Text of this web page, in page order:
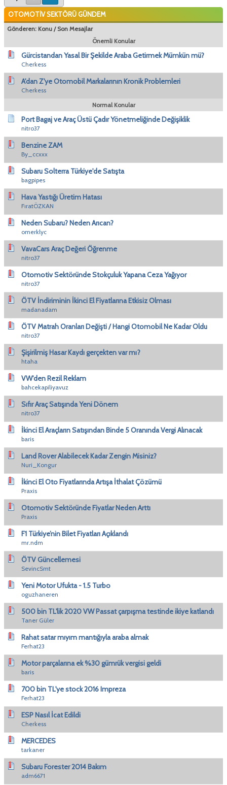
OTOMOTİV SEKTÖRÜ GÜNDEM
Gönderen: Konu / Son Mesajlar
Önemli Konular
Gürcistandan Yasal Bir Şekilde Araba Getirmek Mümkün mü?
Cherkess
A'dan Z'ye Otomobil Markalarının Kronik Problemleri
Cherkess
Normal Konular
Port Bagaj ve Araç Üstü Çadır Yönetmeliğinde Değişiklik
nitro37
Benzine ZAM
By_ccxxx
Subaru Solterra Türkiye'de Satışta
bagpipes
Hava Yastığı Üretim Hatası
FıratÖZKAN
Neden Subaru? Neden Arıcan?
omerklyc
VavaCars Araç Değeri Öğrenme
nitro37
Otomotiv Sektöründe Stokçuluk Yapana Ceza Yağıyor
nitro37
ÖTV İndiriminin İkinci El Fiyatlarına Etkisiz Olması
madanadam
ÖTV Matrah Oranları Değişti / Hangi Otomobil Ne Kadar Oldu
nitro37
Şişirilmiş Hasar Kaydı gerçekten var mı?
htaha
VW'den Rezil Reklam
bahcekapiliyavuz
Sıfır Araç Satışında Yeni Dönem
nitro37
İkinci El Araçların Satışından Binde 5 Oranında Vergi Alınacak
baris
Land Rover Alabilecek Kadar Zengin Misiniz?
Nuri_Kongur
İkinci El Oto Fiyatlarında Artışa İthalat Çözümü
Praxis
Otomotiv Sektöründe Fiyatlar Neden Arttı
Praxis
F1 Türkiye’nin Bilet Fiyatları Açıklandı
mr.ndm
ÖTV Güncellemesi
SevincSmt
Yeni Motor Ufukta - 1.5 Turbo
oguzhaneren
500 bin TL'lik 2020 VW Passat çarpışma testinde ikiye katlandı
Taner Güler
Rahat satar mıyım mantığıyla araba almak
Ferhat23
Motor parçalarına ek %30 gümrük vergisi geldi
baris
700 bin TL'ye stock 2016 Impreza
Ferhat23
ESP Nasıl İcat Edildi
Cherkess
MERCEDES
tarkaner
Subaru Forester 2014 Bakım
adm6671